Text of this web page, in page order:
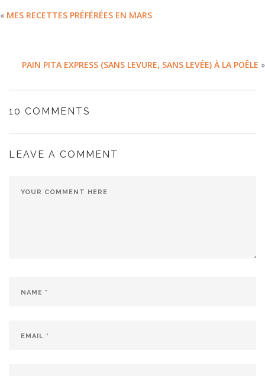
« MES RECETTES PRÉFÉRÉES EN MARS
PAIN PITA EXPRESS (SANS LEVURE, SANS LEVÉE) À LA POÊLE »
10 COMMENTS
LEAVE A COMMENT